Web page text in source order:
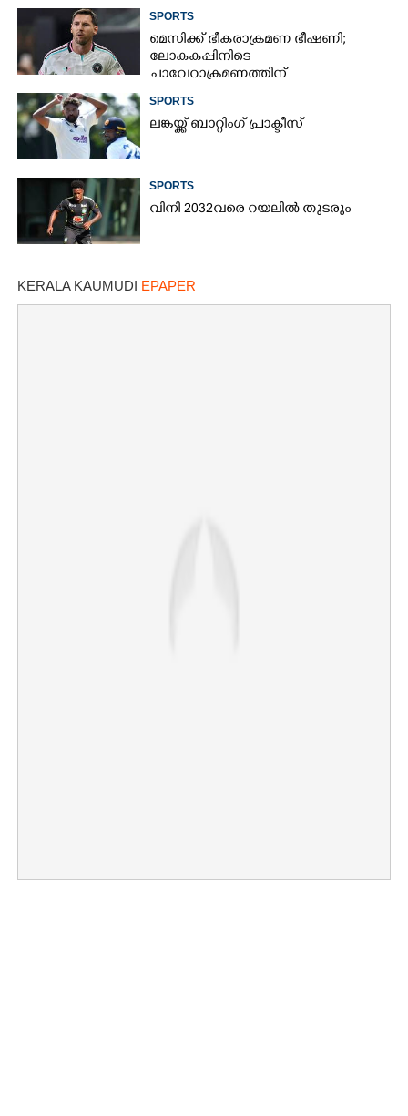
SPORTS
മെസിക്ക് ഭീകരാക്രമണ ഭീഷണി;
ലോകകപ്പിനിടെ
ചാവേറാക്രമണത്തിന്
SPORTS
ലങ്കയ്ക്ക് ബാറ്റിംഗ് പ്രാക്ടീസ്
SPORTS
വിനി 2032വരെ റയലിൽ തുടരും
KERALA KAUMUDI EPAPER